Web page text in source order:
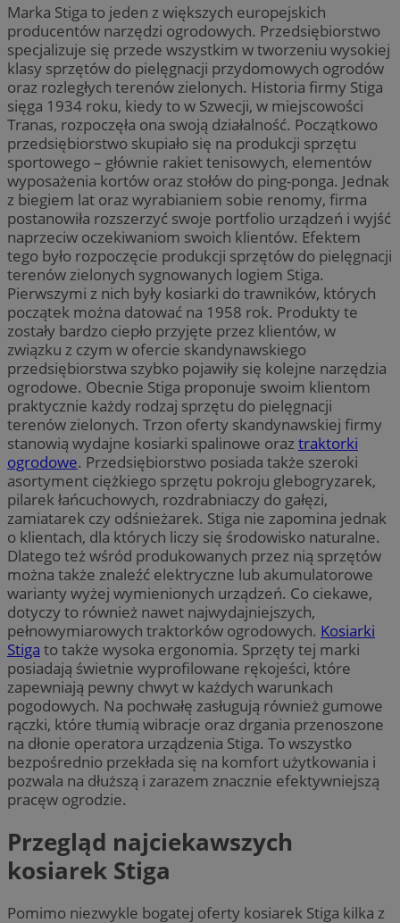
Marka Stiga to jeden z większych europejskich
producentów narzędzi ogrodowych. Przedsiębiorstwo
specjalizuje się przede wszystkim w tworzeniu wysokiej
klasy sprzętów do pielęgnacji przydomowych ogrodów
oraz rozległych terenów zielonych. Historia firmy Stiga
sięga 1934 roku, kiedy to w Szwecji, w miejscowości
Tranas, rozpoczęła ona swoją działalność. Początkowo
przedsiębiorstwo skupiało się na produkcji sprzętu
sportowego – głównie rakiet tenisowych, elementów
wyposażenia kortów oraz stołów do ping-ponga. Jednak
z biegiem lat oraz wyrabianiem sobie renomy, firma
postanowiła rozszerzyć swoje portfolio urządzeń i wyjść
naprzeciw oczekiwaniom swoich klientów. Efektem
tego było rozpoczęcie produkcji sprzętów do pielęgnacji
terenów zielonych sygnowanych logiem Stiga.
Pierwszymi z nich były kosiarki do trawników, których
początek można datować na 1958 rok. Produkty te
zostały bardzo ciepło przyjęte przez klientów, w
związku z czym w ofercie skandynawskiego
przedsiębiorstwa szybko pojawiły się kolejne narzędzia
ogrodowe. Obecnie Stiga proponuje swoim klientom
praktycznie każdy rodzaj sprzętu do pielęgnacji
terenów zielonych. Trzon oferty skandynawskiej firmy
stanowią wydajne kosiarki spalinowe oraztraktorki
ogrodowe. Przedsiębiorstwo posiada także szeroki
asortyment ciężkiego sprzętu pokroju glebogryzarek,
pilarek łańcuchowych, rozdrabniaczy do gałęzi,
zamiatarek czy odśnieżarek. Stiga nie zapomina jednak
o klientach, dla których liczy się środowisko naturalne.
Dlatego też wśród produkowanych przez nią sprzętów
można także znaleźć elektryczne lub akumulatorowe
warianty wyżej wymienionych urządzeń. Co ciekawe,
dotyczy to również nawet najwydajniejszych,
pełnowymiarowych traktorków ogrodowych. Kosiarki
Stiga to także wysoka ergonomia. Sprzęty tej marki
posiadają świetnie wyprofilowane rękojeści, które
zapewniają pewny chwyt w każdych warunkach
pogodowych. Na pochwałę zasługują również gumowe
rączki, które tłumią wibracje oraz drgania przenoszone
na dłonie operatora urządzenia Stiga. To wszystko
bezpośrednio przekłada się na komfort użytkowania i
pozwala na dłuższą i zarazem znacznie efektywniejszą
pracęw ogrodzie.
Przegląd najciekawszych
kosiarek Stiga
Pomimo niezwykle bogatej oferty kosiarek Stiga kilka z